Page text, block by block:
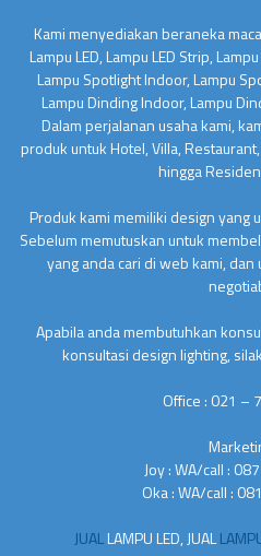
Kami menyediakan beraneka
Lampu LED, Lampu LED Strip,
Lampu Spotlight Indoor, Lampu
Lampu Dinding Indoor, Lampu
Dalam perjalanan usaha kami,
produk untuk Hotel, Villa,
hingga
Produk kami memiliki design yang
Sebelum memutuskan untuk
yang anda cari di web kami,
Apabila anda membutuhkan
konsultasi design lighting,
Office : 021 –
Joy : WA/call :
Oka : WA/call :
JUALLAMPU LED, JUAL